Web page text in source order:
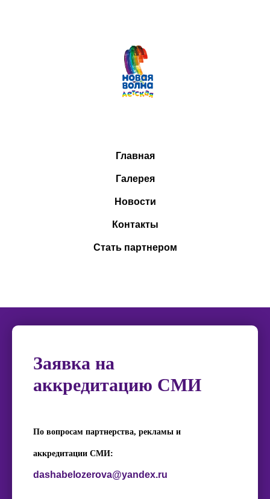
Главная
Галерея
Новости
Контакты
Стать партнером
Заявка на
аккредитацию СМИ
По вопросам партнерства, рекламы и
аккредитации СМИ:
dashabelozerova@yandex.ru